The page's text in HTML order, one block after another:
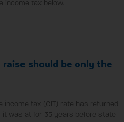
income tax below.
should be only the
income tax (CIT) rate has returned
it was at for 35 years before state